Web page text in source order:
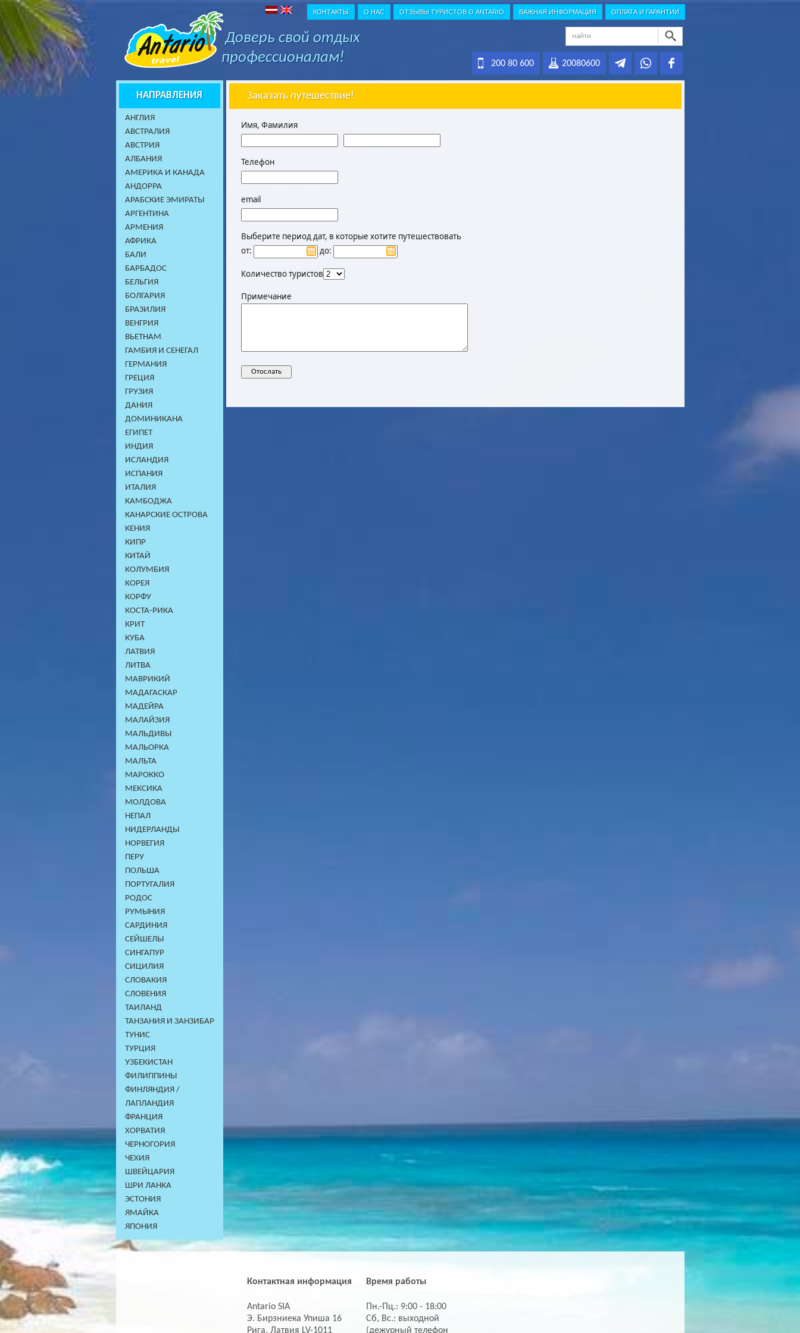
КОНТАКТЫ О НАС ОТЗЫВЫ ТУРИСТОВ О ANTARIO ВАЖНАЯ ИНФОРМАЦИЯ ОПЛАТА И ГАРАНТИИ
Доверь свой отдых
профессионалам!
20080600
200 80 600
НАПРАВЛЕНИЯ
AНГЛИЯ
АВСТРАЛИЯ
АВСТРИЯ
АЛБАНИЯ
АМЕРИКА И КАНАДА
АНДОРРА
АРАБСКИЕ ЭМИРАТЫ
АРГЕНТИНА
АРМЕНИЯ
АФРИКА
БАЛИ
БАРБАДОС
БЕЛЬГИЯ
БОЛГАРИЯ
БРАЗИЛИЯ
ВЕНГРИЯ
ВЬЕТНАМ
ГАМБИЯ И СЕНЕГАЛ
ГЕРМАНИЯ
ГРЕЦИЯ
ГРУЗИЯ
ДАНИЯ
ДОМИНИКАНA
ЕГИПЕТ
ИНДИЯ
ИСЛАНДИЯ
ИСПАНИЯ
ИТАЛИЯ
КАМБОДЖA
КАНАРСКИЕ ОСТРОВА
КЕНИЯ
КИПР
КИТАЙ
КОЛУМБИЯ
КОРЕЯ
КОРФУ
КОСТА-РИКА
КРИТ
КУБА
ЛАТВИЯ
ЛИТВА
МАВРИКИЙ
МАДАГАСКАР
МАДЕЙРА
МАЛАЙЗИЯ
МАЛЬДИВЫ
МАЛЬОРКА
МАЛЬТА
МАРОККО
МЕКСИКА
МОЛДОВА
НЕПАЛ
НИДЕРЛАНДЫ
НОРВЕГИЯ
ПЕРУ
ПОЛЬША
ПОРТУГАЛИЯ
РОДОС
РУМЫНИЯ
САРДИНИЯ
СЕЙШЕЛЫ
СИНГАПУР
СИЦИЛИЯ
СЛОВАКИЯ
СЛОВЕНИЯ
ТАИЛАНД
ТАНЗАНИЯ И ЗАНЗИБАР
ТУНИС
ТУРЦИЯ
УЗБЕКИСТАН
ФИЛИППИНЫ
ФИНЛЯНДИЯ /
ЛАПЛАНДИЯ
ФРАНЦИЯ
ХОРВАТИЯ
ЧЕРНОГОРИЯ
ЧЕХИЯ
ШВЕЙЦАРИЯ
ШРИ ЛАНКА
ЭСТОНИЯ
ЯМАЙКА
ЯПОНИЯ
Заказать путешествие!
Имя, Фамилия
Телефон
email
Выберите период дат, в которые хотите путешествовать
от:
до:
Количество туристов
Примечание
Контактная информация
Antario SIA
Э. Бирзниека Упиша 16
Рига, Латвия LV-1011
Время работы
Пн.-Пц.: 9:00 - 18:00
Сб, Вс.: выходной
(дежурный телефон